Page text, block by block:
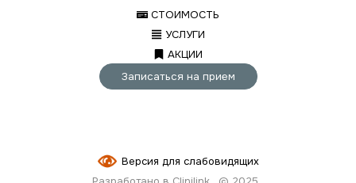
СТОИМОСТЬ
УСЛУГИ
АКЦИИ
Записаться на прием
Версия для слабовидящих